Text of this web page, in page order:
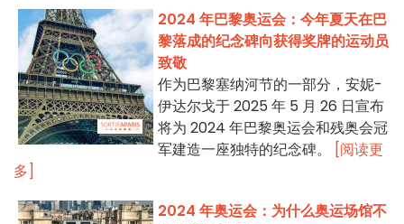
2024 年巴黎奥运会：今年夏天在巴
黎落成的纪念碑向获得奖牌的运动员
致敬
作为巴黎塞纳河节的一部分，安妮-
伊达尔戈于 2025 年 5 月 26 日宣布
将为 2024 年巴黎奥运会和残奥会冠
军建造一座独特的纪念碑。
[阅读更
多]
2024 年奥运会：为什么奥运场馆不